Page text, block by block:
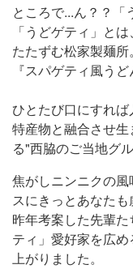
ところで...ん？？「
「うどゲティ」と
たたずむ松家製麺
『スパゲティ風うど
ひとたび口にすれ
特産物と融合させ
る"西脇のご当地グ
焦がしニンニクの
スにきっとあなた
昨年考案した先輩
ティ」愛好家を広
上がりました。